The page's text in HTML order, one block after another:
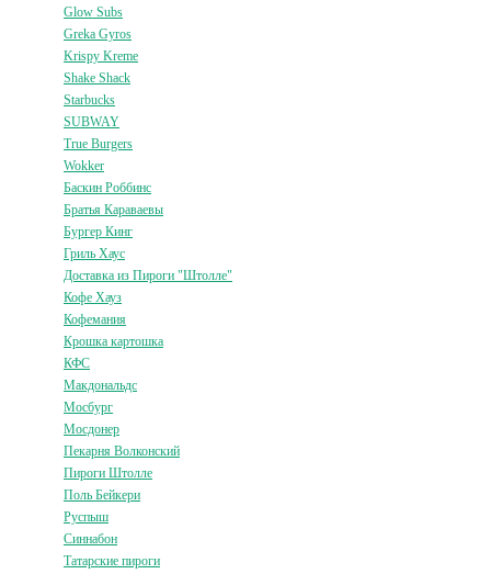
Glow Subs
Greka Gyros
Krispy Kreme
Shake Shack
Starbucks
SUBWAY
True Burgers
Wokker
Баскин Роббинс
Братья Караваевы
Бургер Кинг
Гриль Хаус
Доставка из Пироги "Штолле"
Кофе Хауз
Кофемания
Крошка картошка
КФС
Макдональдс
Мосбург
Мосдонер
Пекарня Волконский
Пироги Штолле
Поль Бейкери
Руспыш
Синнабон
Татарские пироги